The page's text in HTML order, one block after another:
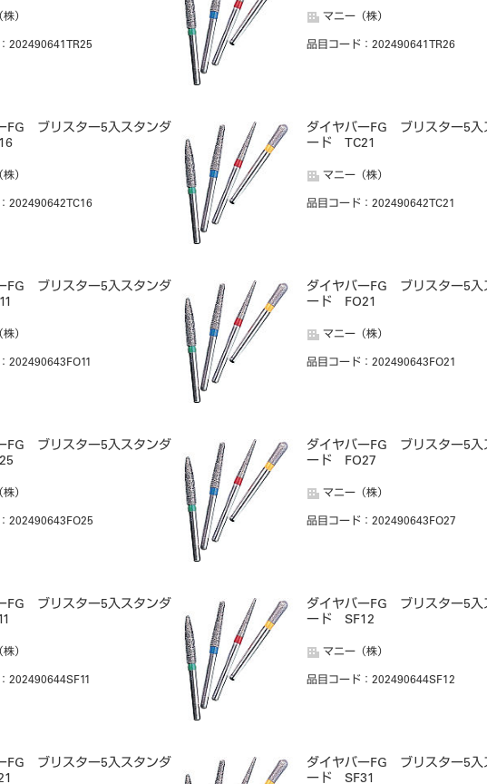
）
：202490641TR25
マニー（株）
品目コード ：202490641TR26
FG ブリスター5入スタンダ
）
：202490642TC16
ダイヤバーFG ブリスター5入
ード TC21
マニー（株）
品目コード ：202490642TC21
FG ブリスター5入スタンダ
）
：202490643FO11
ダイヤバーFG ブリスター5入
ード FO21
マニー（株）
品目コード ：202490643FO21
FG ブリスター5入スタンダ
）
：202490643FO25
ダイヤバーFG ブリスター5入
ード FO27
マニー（株）
品目コード ：202490643FO27
FG ブリスター5入スタンダ
）
：202490644SF11
ダイヤバーFG ブリスター5入
ード SF12
マニー（株）
品目コード ：202490644SF12
FG ブリスター5入スタンダ
ダイヤバーFG ブリスター5入
ード SF31